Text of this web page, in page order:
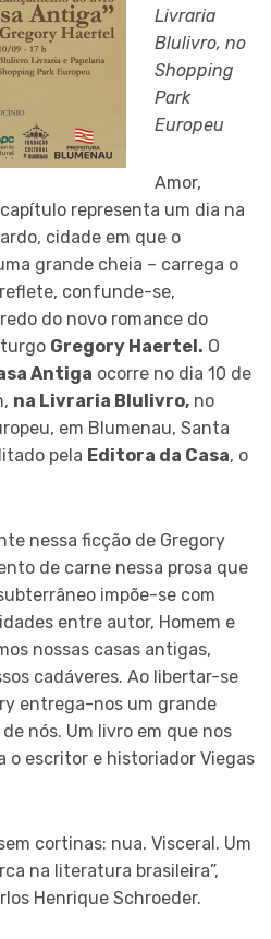
Livraria
Blulivro, no
Shopping
Park
Europeu
Amor,
representa um dia na
cidade em que o
grande cheia – carrega o
reflete, confunde-se,
do novo romance do
Gregory Haertel. O
Antiga ocorre no dia 10 de
na Livraria Blulivro, no
em Blumenau, Santa
pela Editora da Casa, o
nessa ficção de Gregory
de carne nessa prosa que
impõe-se com
entre autor, Homem e
nossas casas antigas,
cadáveres. Ao libertar-se
entrega-nos um grande
nós. Um livro em que nos
o escritor e historiador Viegas
cortinas: nua. Visceral. Um
na literatura brasileira”,
Henrique Schroeder.